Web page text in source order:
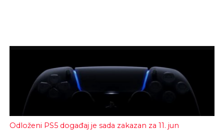
Odloženi PS5 događaj je sada zakazan za 11. jun